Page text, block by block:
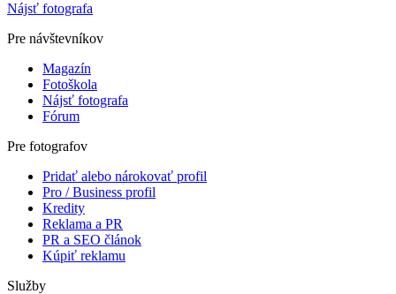
Nájsť fotografa
Pre návštevníkov
Magazín
Fotoškola
Nájsť fotografa
Fórum
Pre fotografov
Pridať alebo nárokovať profil
Pro / Business profil
Kredity
Reklama a PR
PR a SEO článok
Kúpiť reklamu
Služby